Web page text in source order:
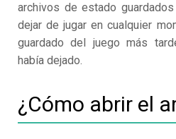
archivos de estado
dejar de jugar en cualquier
guardado del juego más
había dejado.
¿Cómo abrir el